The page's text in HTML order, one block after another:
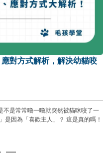
對方式解析，解決幼貓咬
不是常常嚕一嚕就突然被貓咪咬了一
是因為「喜歡主人」？ 這是真的嗎！